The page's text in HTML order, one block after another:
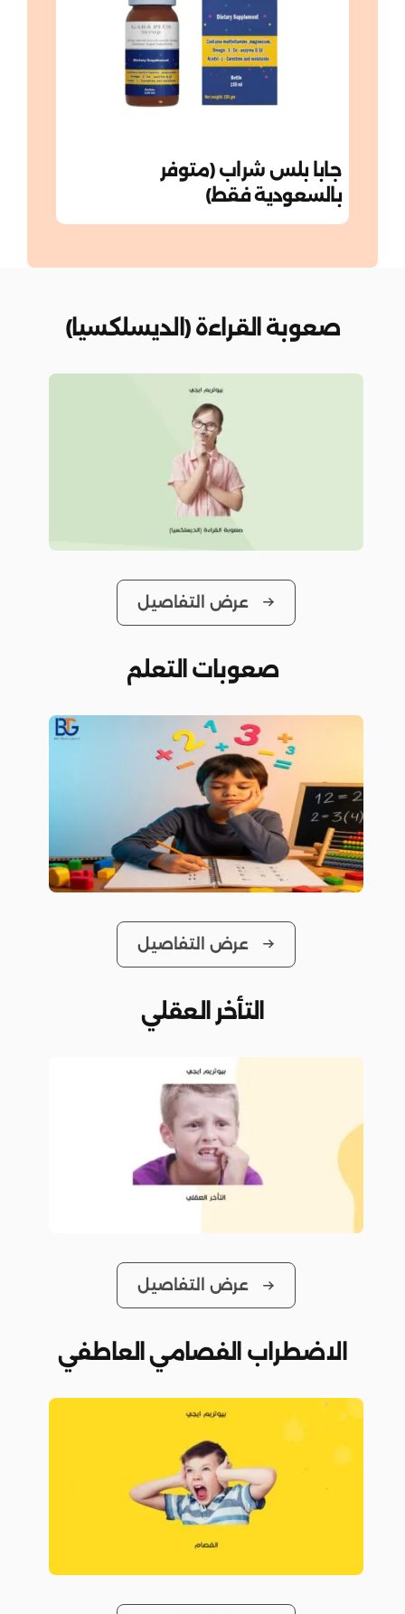
جابا بلس شراب (متوفر
بالسعودية فقط)
صعوبة القراءة (الديسلكسيا)
عرض التفاصيل
صعوبات التعلم
عرض التفاصيل
التأخر العقلي
عرض التفاصيل
الاضطراب الفصامي العاطفي